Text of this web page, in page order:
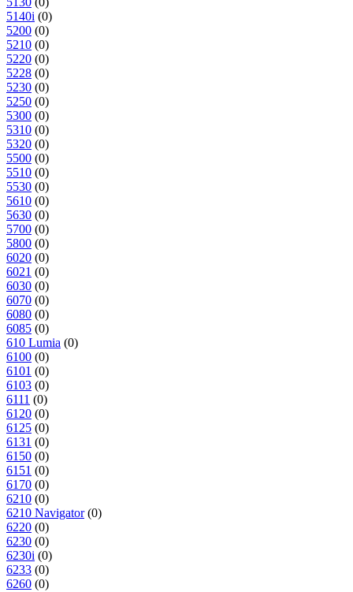
5140i (0)
5200 (0)
5210 (0)
5220 (0)
5228 (0)
5230 (0)
5250 (0)
5300 (0)
5310 (0)
5320 (0)
5500 (0)
5510 (0)
5530 (0)
5610 (0)
5630 (0)
5700 (0)
5800 (0)
6020 (0)
6021 (0)
6030 (0)
6070 (0)
6080 (0)
6085 (0)
610 Lumia (0)
6100 (0)
6101 (0)
6103 (0)
6111 (0)
6120 (0)
6125 (0)
6131 (0)
6150 (0)
6151 (0)
6170 (0)
6210 (0)
6210 Navigator(0)
6220 (0)
6230 (0)
6230i (0)
6233 (0)
6260 (0)